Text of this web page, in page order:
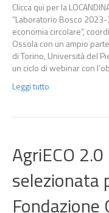
Clicca qui per la
“Laboratorio Bosco
economia circolare”,
Ossola con un ampio
di Torino, Università del
un ciclo di webinar con
Leggi tutto
AgriECO
selezionata
Fondazione